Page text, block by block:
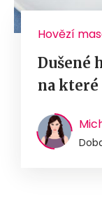
Hovězí
Dušené
na